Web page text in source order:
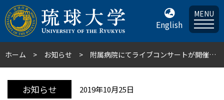
English
MENU
ホーム お知らせ 附属病院にてライブコンサートが開催されました
お知らせ 2019年10月25日